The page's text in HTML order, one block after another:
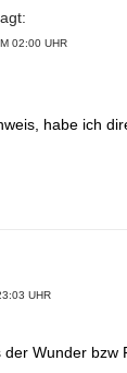
02:00 UHR
habe ich
UHR
der Wunder bzw